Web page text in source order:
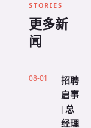
STORIES
更多新
闻
08-01
招聘
启事
| 总
经理